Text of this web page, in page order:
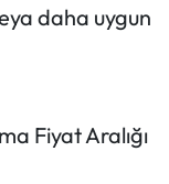
daha uygun
Fiyat Aralığı